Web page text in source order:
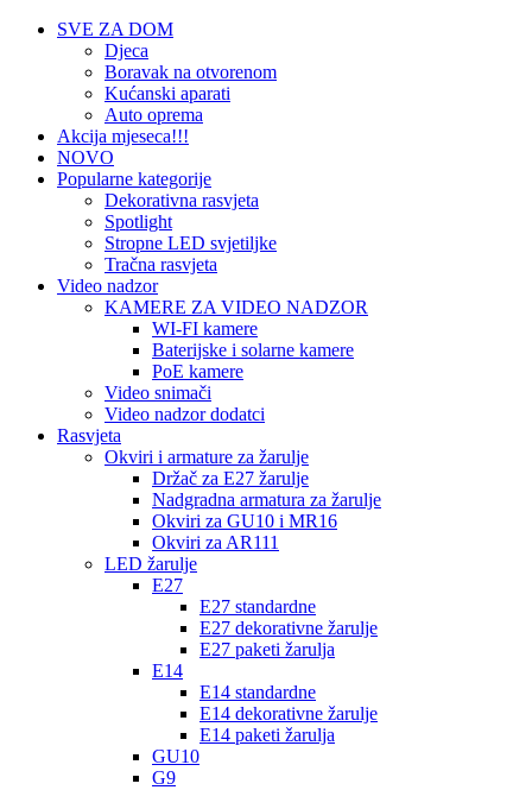
SVE ZA DOM
Djeca
Boravak na otvorenom
Kućanski aparati
Auto oprema
Akcija mjeseca!!!
NOVO
Popularne kategorije
Dekorativna rasvjeta
Spotlight
Stropne LED svjetiljke
Tračna rasvjeta
Video nadzor
KAMERE ZA VIDEO NADZOR
WI-FI kamere
Baterijske i solarne kamere
PoE kamere
Video snimači
Video nadzor dodatci
Rasvjeta
Okviri i armature za žarulje
Držač za E27 žarulje
Nadgradna armatura za žarulje
Okviri za GU10 i MR16
Okviri za AR111
LED žarulje
E27
E27 standardne
E27 dekorativne žarulje
E27 paketi žarulja
E14
E14 standardne
E14 dekorativne žarulje
E14 paketi žarulja
GU10
G9